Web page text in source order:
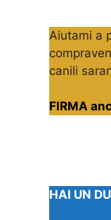
Aiutami a
canili
FIRMA
HAI UN